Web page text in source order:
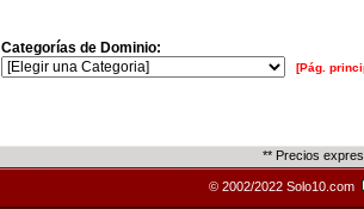
Categorías de Dominio:
[Pág.
** Precios
© 2002/2022 Solo10.com